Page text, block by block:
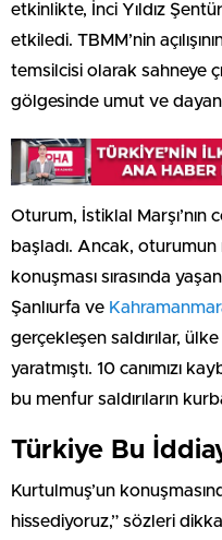
etkinlikte, İnci Yıldız
etkiledi. TBMM’nin
temsilcisi olarak sahneye
gölgesinde umut ve
Oturum, İstiklal Marşı’nın
başladı. Ancak,
konuşması sırasında
Şanlıurfa ve
gerçekleşen saldırılar,
yaratmıştı. 10 canımızı
bu menfur saldırıların
Türkiye Bu
Kurtulmuş’un
hissediyoruz,” sözleri